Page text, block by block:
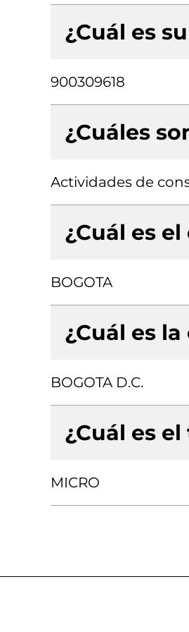
¿Cuál es
900309618
¿Cuáles
Actividades de
¿Cuál es
BOGOTA
¿Cuál es
BOGOTA D.C.
¿Cuál es
MICRO